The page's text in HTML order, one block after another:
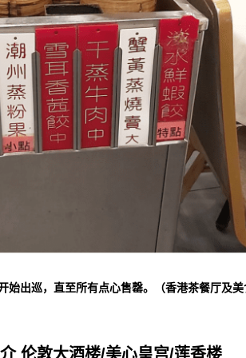
始出巡，直至所有点心售罄。（香港茶餐厅及美
伦敦大酒楼/美心皇宫/莲香楼